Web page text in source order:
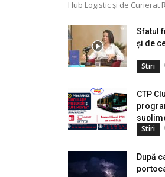
Hub Logistic și de Curierat
milioane...
Sfatul
și de
Stiri
CTP
Stiri
După